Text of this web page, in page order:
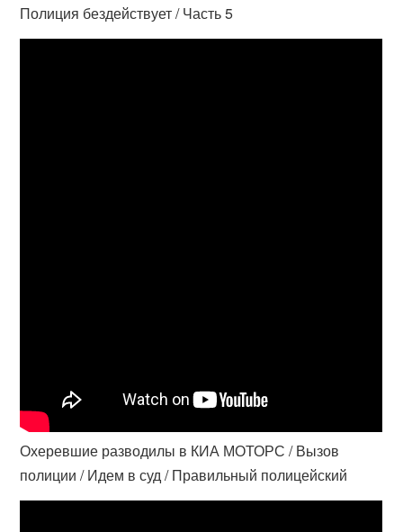
Полиция бездействует / Часть 5
Охеревшие разводилы в КИА МОТОРС / Вызов
полиции / Идем в суд / Правильный полицейский